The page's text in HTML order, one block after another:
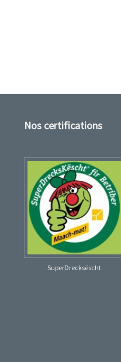
Nos certifications
SuperDrecksëscht